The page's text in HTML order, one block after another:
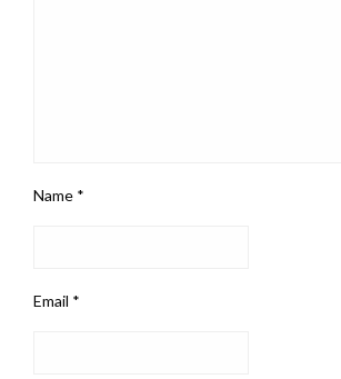
Name *
Email *